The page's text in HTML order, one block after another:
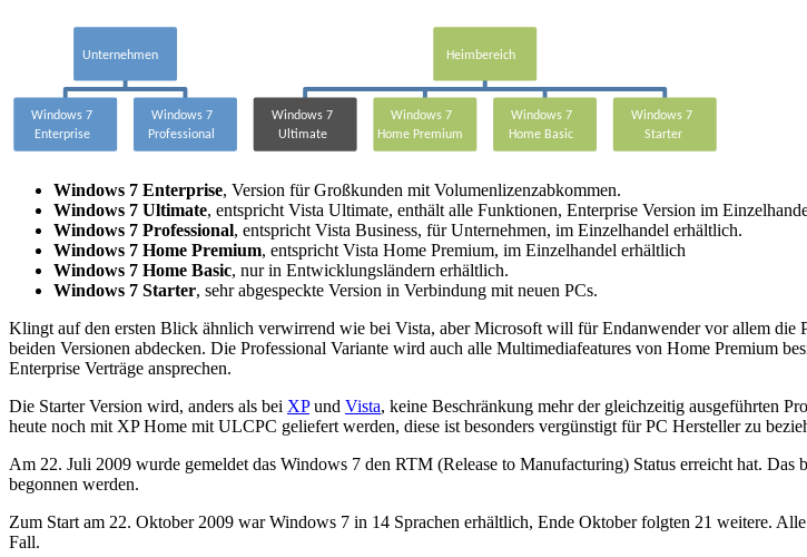
Windows 7 Enterprise, Version für Großkunden mit Volumenlizenzabkommen.
Windows 7 Ultimate, entspricht Vista Ultimate, enthält alle Funktionen, Enterprise Version im
Windows 7 Professional, entspricht Vista Business, für Unternehmen, im Einzelhandel erhältlich.
Windows 7 Home Premium, entspricht Vista Home Premium, im Einzelhandel erhältlich
Windows 7 Home Basic, nur in Entwicklungsländern erhältlich.
Windows 7 Starter, sehr abgespeckte Version in Verbindung mit neuen PCs.
Klingt auf den ersten Blick ähnlich verwirrend wie bei Vista, aber Microsoft will für Endanwender vor allem die
beiden Versionen abdecken. Die Professional Variante wird auch alle Multimediafeatures von Home Premium
Enterprise Verträge ansprechen.
Die Starter Version wird, anders als bei XPund Vista, keine Beschränkung mehr der gleichzeitig ausgeführten
heute noch mit XP Home mit ULCPC geliefert werden, diese ist besonders vergünstigt für PC Hersteller zu
Am 22. Juli 2009 wurde gemeldet das Windows 7 den RTM (Release to Manufacturing) Status erreicht hat.
begonnen werden.
Zum Start am 22. Oktober 2009 war Windows 7 in 14 Sprachen erhältlich, Ende Oktober folgten 21 weitere.
Fall.